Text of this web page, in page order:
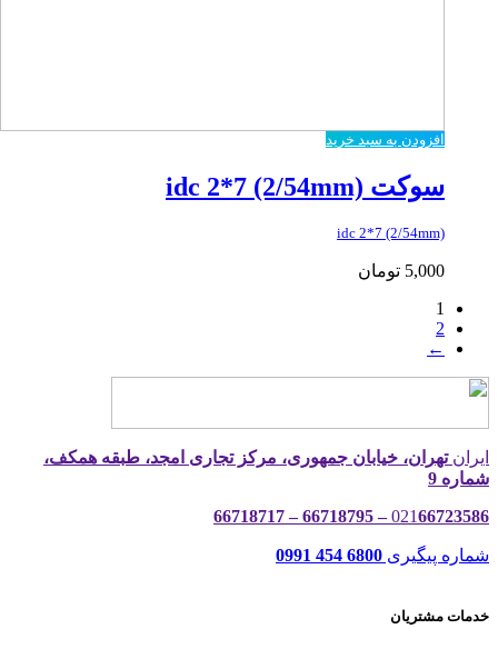
افزودن به سبد خرید
سوکت idc 2*7 (2/54mm)
idc 2*7 (2/54mm)
5,000 تومان
1
2
←
ایرانتهران، خیابان جمهوری، مرکز تجاری امجد، طبقه همکف،
شماره 9
02166723586 – 66718795 – 66718717
شماره پیگیری 6800 454 0991
خدمات مشتریان